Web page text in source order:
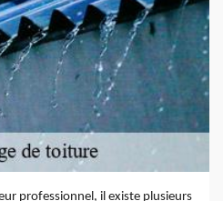
professionnel, il existe plusieurs